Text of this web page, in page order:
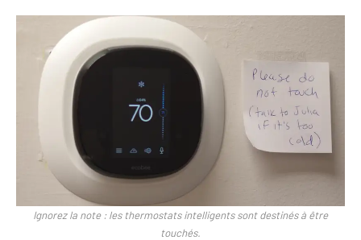
Ignorez la note : les thermostats intelligents sont destinés à être
touchés.